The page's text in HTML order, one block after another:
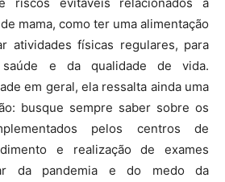
mama, como ter uma alimentação
atividades físicas regulares, para
e da qualidade de vida.
em geral, ela ressalta ainda uma
busque sempre saber sobre os
pelos centros de
e realização de exames
da pandemia e do medo da